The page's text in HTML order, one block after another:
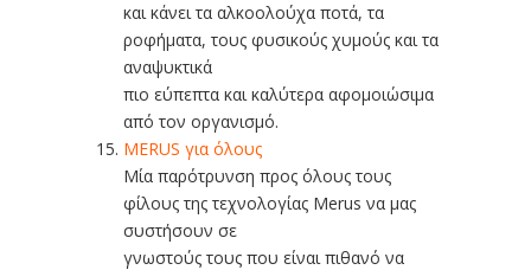
και κάνει τα αλκοολούχα ποτά, τα
ροφήματα, τους φυσικούς χυμούς και τα
αναψυκτικά
πιο εύπεπτα και καλύτερα αφομοιώσιμα
από τον οργανισμό.
MERUS για όλους
Μία παρότρυνση προς όλους τους
φίλους της τεχνολογίας Merus να μας
συστήσουν σε
γνωστούς τους που είναι πιθανό να